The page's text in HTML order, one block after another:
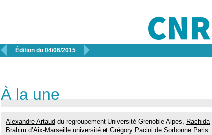
 Édition du 04/06/2015 
À la une
Alexandre Artaud du regroupement Université Grenoble Alpes, Rachida
Brahim d’Aix-Marseille université et Grégory Pacini de Sorbonne Paris